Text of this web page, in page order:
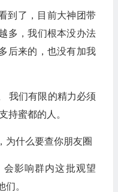
到了，目前大神团带
多，我们根本没办法
后来的，也没有加我
我们有限的精力必须
持蜜都的人。
为什么要查你朋友圈
影响群内这批观望
。